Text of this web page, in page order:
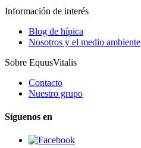
Información de interés
Blog de hípica
Nosotros y el medio ambiente
Sobre EquusVitalis
Contacto
Nuestro grupo
Síguenos en